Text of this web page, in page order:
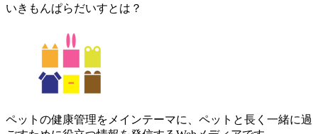
いきもんぱらだいすとは？
ペットの健康管理をメインテーマに、ペットと長く一緒に過